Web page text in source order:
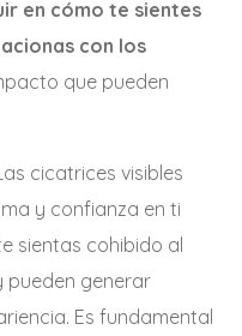
en cómo te sientes
con los
que pueden
cicatrices visibles
y confianza en ti
sientas cohibido al
pueden generar
Es fundamental